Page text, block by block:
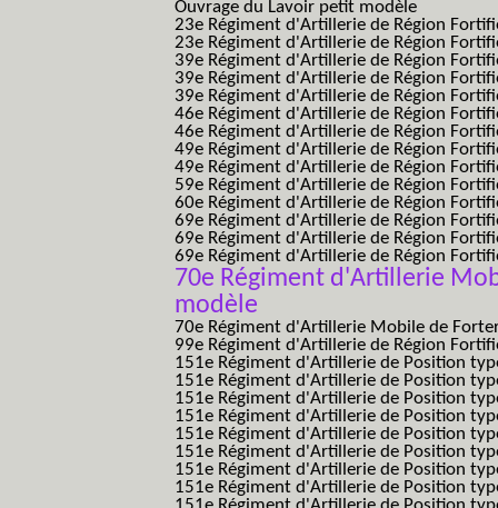
Ouvrage du Lavoir petit modèle
23e Régiment d'Artillerie de Région
23e Régiment d'Artillerie de Région
39e Régiment d'Artillerie de Région
39e Régiment d'Artillerie de Région
39e Régiment d'Artillerie de Région
46e Régiment d'Artillerie de Région
46e Régiment d'Artillerie de Région
49e Régiment d'Artillerie de Région
49e Régiment d'Artillerie de Région
59e Régiment d'Artillerie de Région
60e Régiment d'Artillerie de Région
69e Régiment d'Artillerie de Région
69e Régiment d'Artillerie de Région
69e Régiment d'Artillerie de Région
70e Régiment d'Artillerie
modèle
70e Régiment d'Artillerie Mobile de
99e Régiment d'Artillerie de Région
151e Régiment d'Artillerie de Position
151e Régiment d'Artillerie de Position
151e Régiment d'Artillerie de Position
151e Régiment d'Artillerie de Position
151e Régiment d'Artillerie de Position
151e Régiment d'Artillerie de Position
151e Régiment d'Artillerie de Position
151e Régiment d'Artillerie de Position